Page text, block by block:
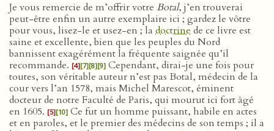
Je vous remercie de m’offrir votre Botal, j’en trouverai
peut-être enfin un autre exemplaire ici ; gardez le vôtre
pour vous, lisez-le et usez-en ; la doctrine de ce livre est
saine et excellente, bien que les peuples du Nord
bannissent exagérément la fréquente saignée qu’il
recommande. [4][7][8][9] Cependant, dirai-je une fois pour
toutes, son véritable auteur n’est pas Botal, médecin de la
cour vers l’an 1578, mais Michel Marescot, éminent
docteur de notre Faculté de Paris, qui mourut ici fort âgé
en 1605. [5][10] Ce fut un homme puissant, habile en actes
et en paroles, et le premier des médecins de son temps ; il a